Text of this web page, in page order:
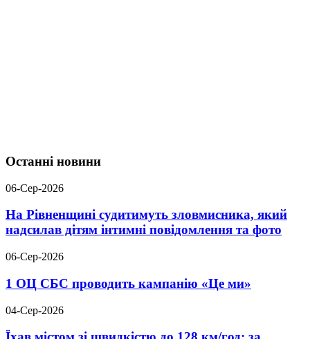
Останні новини
06-Сер-2026
На Рівненщині судитимуть зловмисника, який
надсилав дітям інтимні повідомлення та фото
06-Сер-2026
1 ОЦ СБС проводить кампанію «Це ми»
04-Сер-2026